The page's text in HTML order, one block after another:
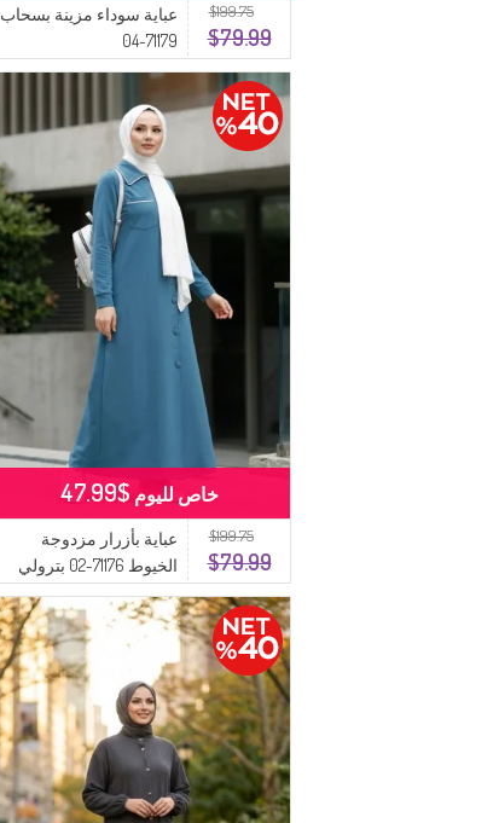
$199.75
$79.99
عباية سوداء مزينة بسحاب
71179-04
$199.75
$79.99
عباية بأزرار مزدوجة
الخيوط 71176-02 بترولي
خاص لليوم $47.99